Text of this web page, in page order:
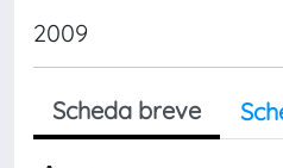
2009
Scheda breve